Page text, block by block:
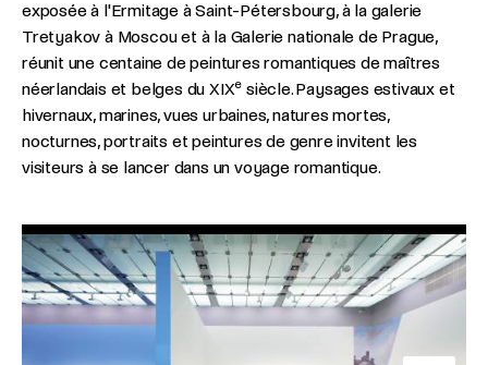
exposée à l'Ermitage à Saint-Pétersbourg, à la galerie
Tretyakov à Moscou et à la Galerie nationale de Prague,
réunit une centaine de peintures romantiques de maîtres
néerlandais et belges du XIXe siècle. Paysages estivaux et
hivernaux, marines, vues urbaines, natures mortes,
nocturnes, portraits et peintures de genre invitent les
visiteurs à se lancer dans un voyage romantique.